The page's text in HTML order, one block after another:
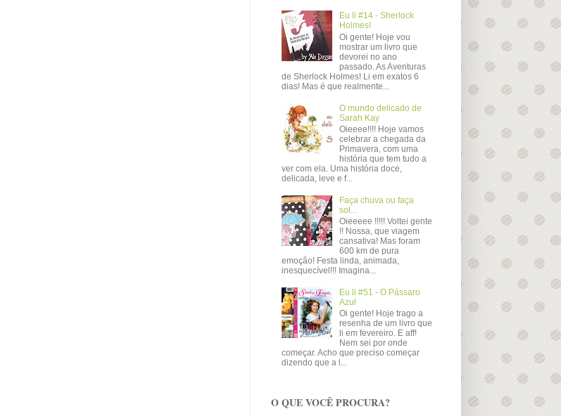
Eu li #14 - Sherlock
Holmes!
Oi gente! Hoje vou
mostrar um livro que
devorei no ano
passado. As Aventuras
de Sherlock Holmes! Li em exatos 6
dias! Mas é que realmente...
O mundo delicado de
Sarah Kay
Oieeee!!!! Hoje vamos
celebrar a chegada da
Primavera, com uma
história que tem tudo a
ver com ela. Uma história doce,
delicada, leve e f...
Faça chuva ou faça
sol...
Oieeeee !!!!! Voltei gente
!! Nossa, que viagem
cansativa! Mas foram
600 km de pura
emoção! Festa linda, animada,
inesquecível!!! Imagina...
Eu li #51 - O Pássaro
Azul
Oi gente! Hoje trago a
resenha de um livro que
li em fevereiro. E aff!
Nem sei por onde
começar. Acho que preciso começar
dizendo que a l...
O QUE VOCÊ PROCURA?